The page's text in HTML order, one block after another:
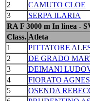
2
CAMUTO CLOE
3
SERPA ILARIA
RA F 3000 m In linea -
Class. Atleta
1
PITTATORE
2
DE GRADO
3
DEIMANI
4
FIORATO
5
OSENDA